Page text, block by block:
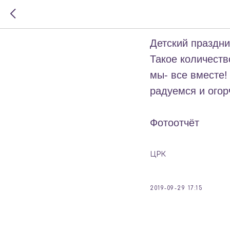
Детский
Такое
мы- все
радуемся и
Фотоотчёт
ЦРК
2019-09-29 17:15